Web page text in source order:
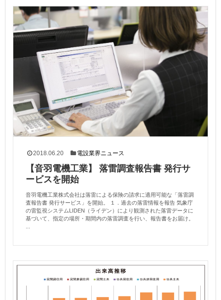
2018.06.20 電設業界ニュース
【音羽電機工業】 落雷調査報告書 発行サ
ービスを開始
音羽電機工業株式会社は落雷による保険の請求に適用可能な「落雷調
査報告書 発行サービス」を開始。 １．過去の落雷情報を報告 気象庁
の雷監視システムLIDEN（ライデン）により観測された落雷データに
基づいて、指定の場所・期間内の落雷調査を行い、報告書をお届け。